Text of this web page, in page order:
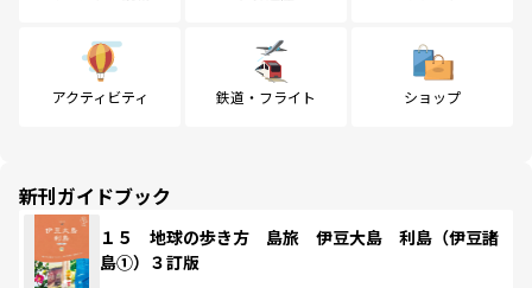
アクティビティ 鉄道・フライト ショップ
新刊ガイドブック
１５ 地球の歩き方 島旅 伊豆大島 利島（伊豆諸
島①）３訂版